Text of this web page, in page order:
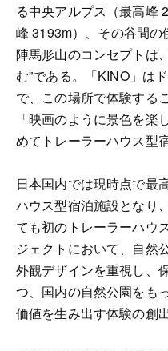
る中央アルプス（最高峰
峰 3193m）、その谷間
陣馬形山のコンセプトは
む”である。「KINO」は
で、この場所で体験する
「映画のように景色を
めてトレーラーハウス型
日本国内では現時点で最
ハウス型宿泊施設となり
ても初のトレーラーハウ
ジェクトにおいて、自然
外観デザインを重視し、
つ、国内の自然公園をも
価値を生み出す体験の創